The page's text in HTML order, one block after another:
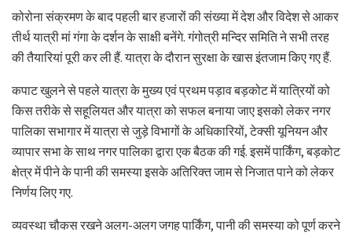
कोरोना संक्रमण के बाद पहली बार हजारों की संख्या में देश और विदेश से आकर
तीर्थ यात्री मां गंगा के दर्शन के साक्षी बनेंगे. गंगोत्री मन्दिर समिति ने सभी तरह
की तैयारियां पूरी कर ली हैं. यात्रा के दौरान सुरक्षा के खास इंतजाम किए गए हैं.
कपाट खुलने से पहले यात्रा के मुख्य एवं प्रथम पड़ाव बड़कोट में यात्रियों को
किस तरीके से सहूलियत और यात्रा को सफल बनाया जाए इसको लेकर नगर
पालिका सभागार में यात्रा से जुड़े विभागों के अधिकारियों, टेक्सी यूनियन और
व्यापार सभा के साथ नगर पालिका द्वारा एक बैठक की गई. इसमें पार्किंग, बड़कोट
क्षेत्र में पीने के पानी की समस्या इसके अतिरिक्त जाम से निजात पाने को लेकर
निर्णय लिए गए.
व्यवस्था चौकस रखने अलग-अलग जगह पार्किंग, पानी की समस्या को पूर्ण करने